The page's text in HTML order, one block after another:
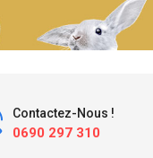
Contactez-Nous !
0690 297 310